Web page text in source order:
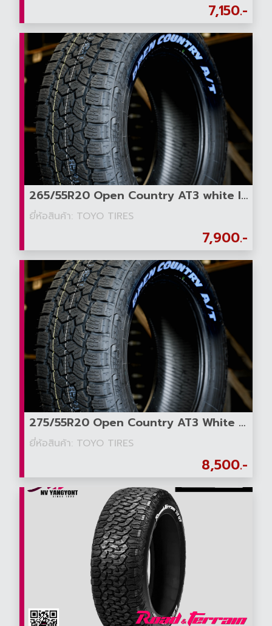
7,150.-
265/55R20 Open Country AT3 white letter
ยี่ห้อสินค้า: TOYO TIRES
7,900.-
275/55R20 Open Country AT3 White Letter
ยี่ห้อสินค้า: TOYO TIRES
8,500.-